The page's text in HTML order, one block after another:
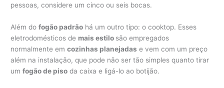
pessoas, considere um cinco ou seis bocas.
Além dofogão padrão há um outro tipo: o cooktop. Esses
eletrodomésticos de mais estilo são empregados
normalmente emcozinhas planejadas e vem com um preço
além na instalação, que pode não ser tão simples quanto tirar
umfogão de piso da caixa e ligá-lo ao botijão.